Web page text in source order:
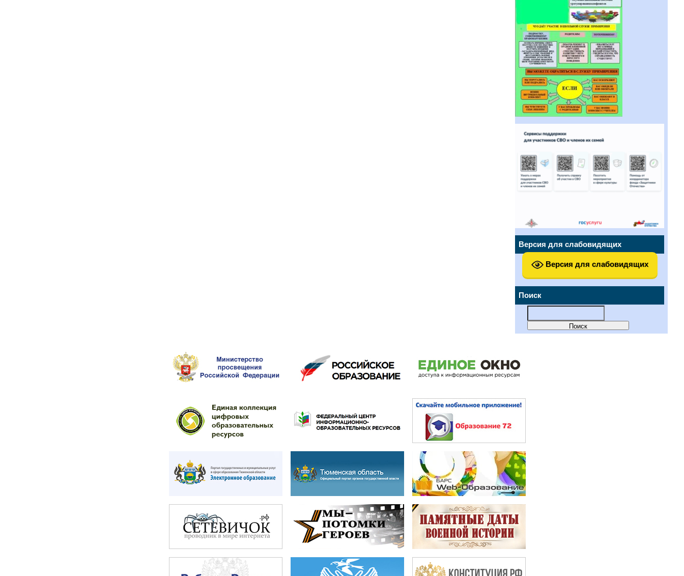
Версия для слабовидящих
Версия для слабовидящих
Поиск